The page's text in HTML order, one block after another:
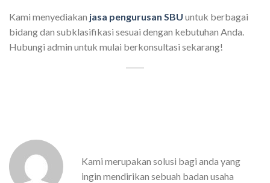
Kami menyediakan jasa pengurusan SBU untuk berbagai
bidang dan subklasifikasi sesuai dengan kebutuhan Anda.
Hubungi admin untuk mulai berkonsultasi sekarang!
Kami merupakan solusi bagi anda yang
ingin mendirikan sebuah badan usaha